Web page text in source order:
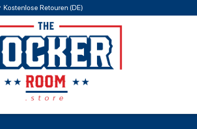
Kostenlose Retouren (DE)